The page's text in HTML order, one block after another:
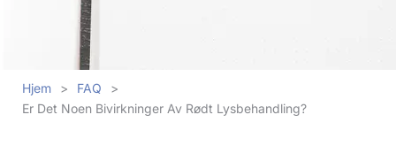
Hjem > FAQ
>
Er Det Noen Bivirkninger Av Rødt Lysbehandling?